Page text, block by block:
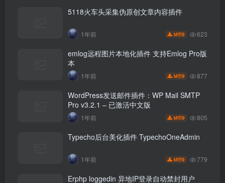
5118火车头采集伪原创文章内容插件
1年前 M币9 623
emlog远程图片本地化插件 支持Emlog Pro版
本
1年前 M币9 877
WordPress发送邮件插件：WP Mail SMTP
Pro v3.2.1 – 已激活中文版
1年前 M币9 805
Typecho后台美化插件 TypechoOneAdmin
1年前 M币9 779
Erphp loggedin 异地IP登录自动禁封用户